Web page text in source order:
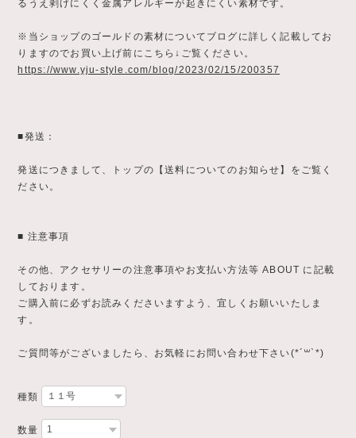
るうえ剥げにくく金属アレルギーが起きにくい素材です。
※当ショップのゴールドの素材についてブログに詳しく記載してお
りますのでお買い上げ前にこちら↓ご覧ください。
https://www.yju-style.com/blog/2023/02/15/200357
■発送：
発送につきまして、トップの【送料についてのお知らせ】をご覧く
ださい。
■ 注意事項
その他、アクセサリーの注意事項やお支払い方法等 ABOUT に記載
しております。
ご購入前に必ずお読みくださいますよう、宜しくお願いいたしま
す。
ご質問等がございましたら、お気軽にお問い合わせ下さい(*´꒳`*)
種類
数量